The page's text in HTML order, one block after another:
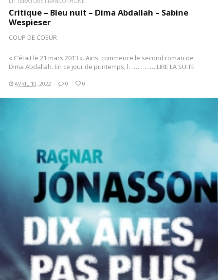
Critique – Bleu nuit – Dima Abdallah – Sabine
Wespieser
COUP DE COEUR
« C’était le 21 mars 2013 ». Ainsi commence le second roman de
Dima Abdallah. En ce jour de printemps, l…………….LIRE LA SUITE
AVRIL 10, 2022 0 0
LIRE LA SUITE